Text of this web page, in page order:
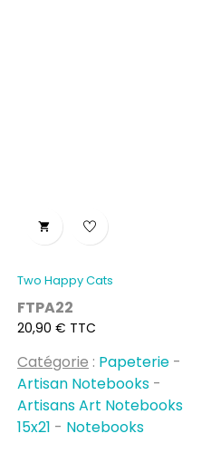

Two Happy Cats
FTPA22
Prix
20,90 € TTC
Catégorie : Papeterie -
Artisan Notebooks -
Artisans Art Notebooks
15x21 - Notebooks